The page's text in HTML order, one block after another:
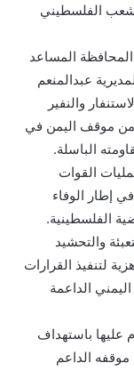
الفلسطيني
المساعد
عبدالمنعم
والنفير
من موقف اليمن في
الباسلة.
القوات
إطار الوفاء
الفلسطينية.
والتحشيد
لتنفيذ القرارات
الداعمة
عليها باستهداف
الداعم